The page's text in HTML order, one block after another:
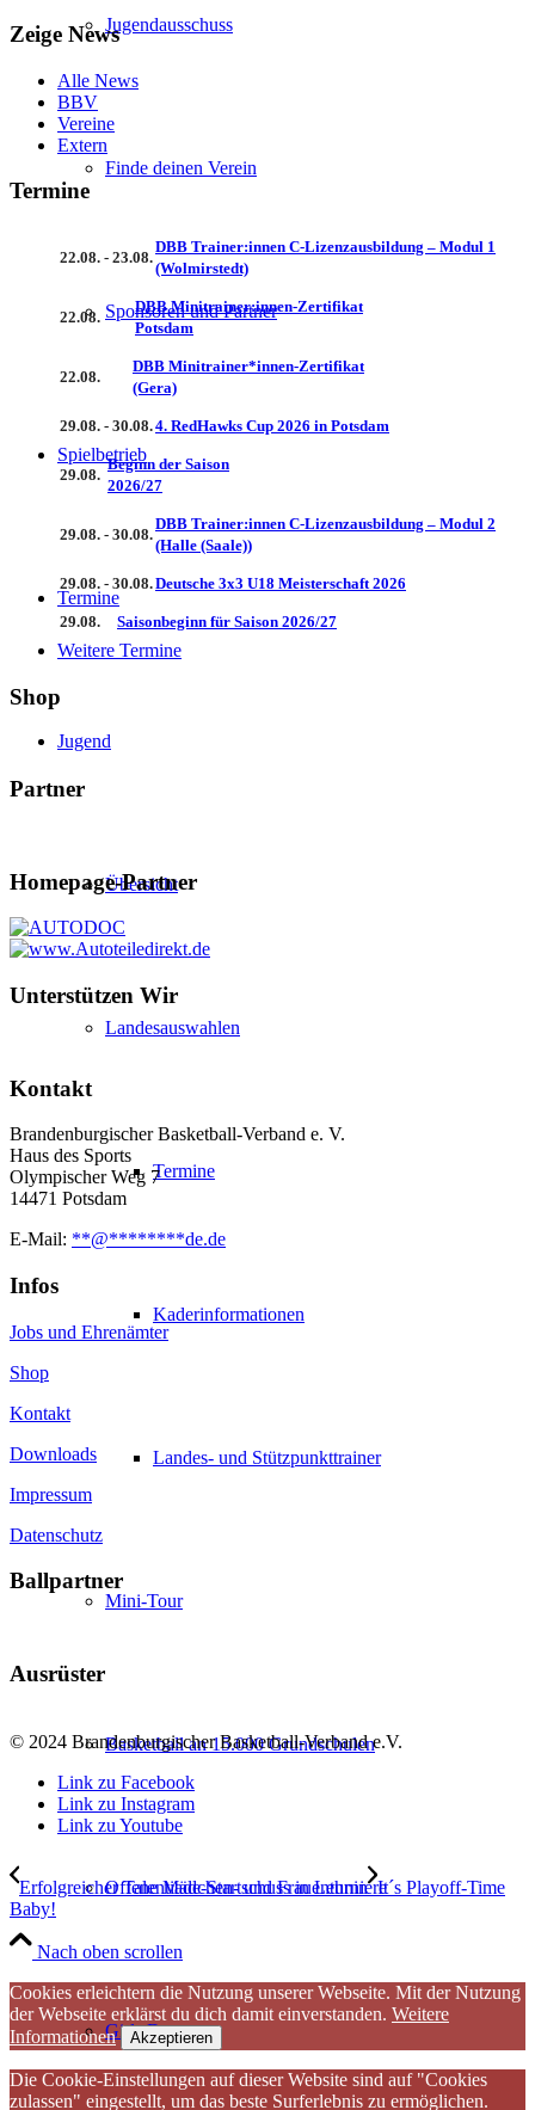
Jugendausschuss
Finde deinen Verein
Sponsoren und Partner
Spielbetrieb
Termine
Jugend
Übersicht
Landesauswahlen
Termine
Kaderinformationen
Landes- und Stützpunkttrainer
Mini-Tour
Basketball an 15.000 Grundschulen
Offene Mädchen- und Frauenturniere
Girls Days
Zeige News
Alle News
BBV
Vereine
Extern
Termine
22.08. - 23.08.
DBB Trainer:innen C-Lizenzausbildung – Modul 1
(Wolmirstedt)
22.08.
DBB Minitrainer:innen-Zertifikat
Potsdam
22.08.
DBB Minitrainer*innen-Zertifikat
(Gera)
29.08. - 30.08.4. RedHawks Cup 2026 in Potsdam
29.08.
Beginn der Saison
2026/27
29.08. - 30.08.
DBB Trainer:innen C-Lizenzausbildung – Modul 2
(Halle (Saale))
29.08. - 30.08.Deutsche 3x3 U18 Meisterschaft 2026
29.08. Saisonbeginn für Saison 2026/27
Weitere Termine
Shop
Partner
Homepage-Partner
Unterstützen Wir
Kontakt
Brandenburgischer Basketball-Verband e. V.
Haus des Sports
Olympischer Weg 7
14471 Potsdam
E-Mail: **@********de.de
Infos
Jobs und Ehrenämter
Shop
Kontakt
Downloads
Impressum
Datenschutz
Ballpartner
Ausrüster
© 2024 Brandenburgischer Basketball-Verband e.V.
Link zu Facebook
Link zu Instagram
Link zu Youtube
Erfolgreicher Talentiade-Startschuss in Lehnin It´s Playoff-Time
Baby!
Nach oben scrollen
Cookies erleichtern die Nutzung unserer Webseite. Mit der Nutzung
der Webseite erklärst du dich damit einverstanden. Weitere
Informationen
Akzeptieren
Die Cookie-Einstellungen auf dieser Website sind auf "Cookies
zulassen" eingestellt, um das beste Surferlebnis zu ermöglichen.